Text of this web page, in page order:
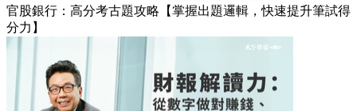
官股銀行：高分考古題攻略【掌握出題邏輯，快速提升筆試得
分力】